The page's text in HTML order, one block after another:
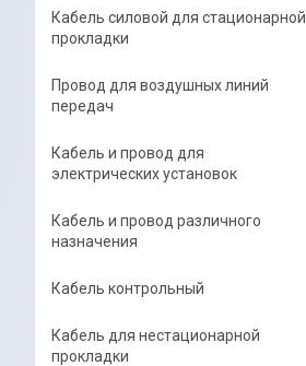
Кабель силовой для стационарной
прокладки
Провод для воздушных линий
передач
Кабель и провод для
электрических установок
Кабель и провод различного
назначения
Кабель контрольный
Кабель для нестационарной
прокладки